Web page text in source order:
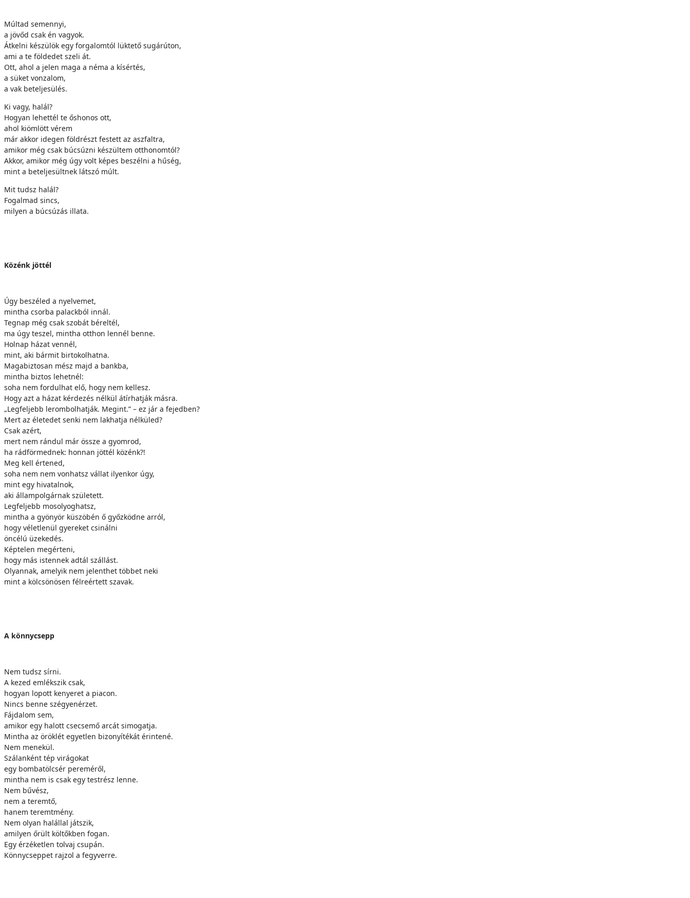
Múltad semennyi,
a jövőd csak én vagyok.
Átkelni készülök egy forgalomtól lüktető sugárúton,
ami a te földedet szeli át.
Ott, ahol a jelen maga a néma a kísértés,
a süket vonzalom,
a vak beteljesülés.
Ki vagy, halál?
Hogyan lehettél te őshonos ott,
ahol kiömlött vérem
már akkor idegen földrészt festett az aszfaltra,
amikor még csak búcsúzni készültem otthonomtól?
Akkor, amikor még úgy volt képes beszélni a hűség,
mint a beteljesültnek látszó múlt.
Mit tudsz halál?
Fogalmad sincs,
milyen a búcsúzás illata.
Közénk jöttél
Úgy beszéled a nyelvemet,
mintha csorba palackból innál.
Tegnap még csak szobát béreltél,
ma úgy teszel, mintha otthon lennél benne.
Holnap házat vennél,
mint, aki bármit birtokolhatna.
Magabiztosan mész majd a bankba,
mintha biztos lehetnél:
soha nem fordulhat elő, hogy nem kellesz.
Hogy azt a házat kérdezés nélkül átírhatják másra.
„Legfeljebb lerombolhatják. Megint.” – ez jár a fejedben?
Mert az életedet senki nem lakhatja nélküled?
Csak azért,
mert nem rándul már össze a gyomrod,
ha rádförmednek: honnan jöttél közénk?!
Meg kell értened,
soha nem nem vonhatsz vállat ilyenkor úgy,
mint egy hivatalnok,
aki állampolgárnak született.
Legfeljebb mosolyoghatsz,
mintha a gyönyör küszöbén ő győzködne arról,
hogy véletlenül gyereket csinálni
öncélú üzekedés.
Képtelen megérteni,
hogy más istennek adtál szállást.
Olyannak, amelyik nem jelenthet többet neki
mint a kölcsönösen félreértett szavak.
A könnycsepp
Nem tudsz sírni.
A kezed emlékszik csak,
hogyan lopott kenyeret a piacon.
Nincs benne szégyenérzet.
Fájdalom sem,
amikor egy halott csecsemő arcát simogatja.
Mintha az öröklét egyetlen bizonyítékát érintené.
Nem menekül.
Szálanként tép virágokat
egy bombatölcsér pereméről,
mintha nem is csak egy testrész lenne.
Nem bűvész,
nem a teremtő,
hanem teremtmény.
Nem olyan halállal játszik,
amilyen őrült költőkben fogan.
Egy érzéketlen tolvaj csupán.
Könnycseppet rajzol a fegyverre.